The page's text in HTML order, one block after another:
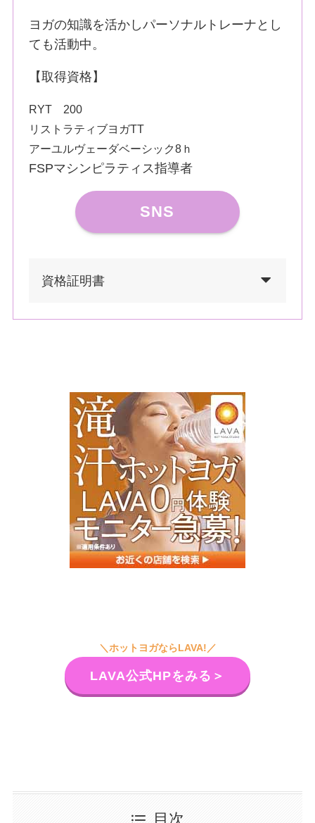
ヨガの知識を活かしパーソナルトレーナとし
ても活動中。
【取得資格】
RYT 200
リストラティブヨガTT
アーユルヴェーダベーシック8ｈ
FSPマシンピラティス指導者
SNS
資格証明書
＼ホットヨガならLAVA!／
LAVA公式HPをみる＞